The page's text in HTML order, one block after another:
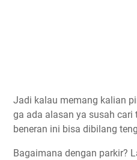
Jadi kalau memang kalian
ga ada alasan ya susah cari
beneran ini bisa dibilang
Bagaimana dengan parkir?